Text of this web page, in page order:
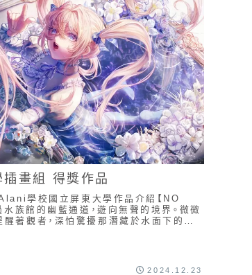
畫組 得獎作品
學校國立屏東大學作品介紹【NO
族館的幽藍通道，遊向無聲的境界。微微
醒著觀者，深怕驚擾那潛藏於水面下的細
2024.12.23